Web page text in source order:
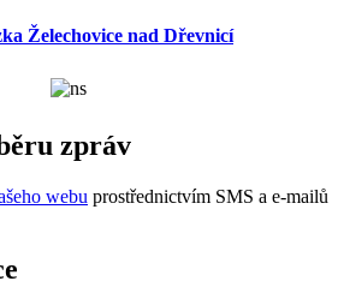
Želechovice nad Dřevnicí
zpráv
webu prostřednictvím SMS a e-mailů